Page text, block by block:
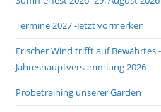
Termine 2027 -Jetzt vormerken
Frischer Wind trifft auf Bewährtes
Jahreshauptversammlung 2026
Probetraining unserer Garden